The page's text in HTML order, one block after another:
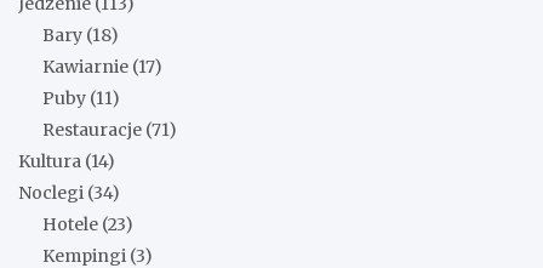
Bary (18)
Kawiarnie (17)
Puby (11)
Restauracje (71)
Kultura (14)
Noclegi (34)
Hotele (23)
Kempingi (3)